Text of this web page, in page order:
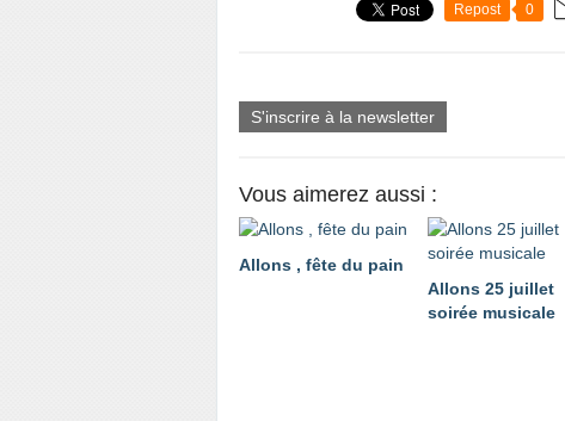
Repost 0
S'inscrire à la newsletter
Vous aimerez aussi :
Allons , fête du pain
Allons 25 juillet
soirée musicale